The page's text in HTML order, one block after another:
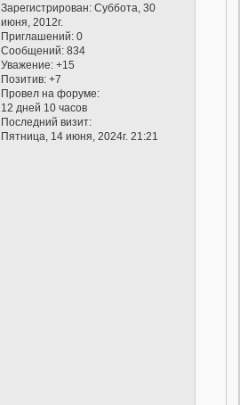
Зарегистрирован: Суббота, 30
июня, 2012г.
Приглашений: 0
Сообщений: 834
Уважение: +15
Позитив: +7
Провел на форуме:
12 дней 10 часов
Последний визит:
Пятница, 14 июня, 2024г. 21:21